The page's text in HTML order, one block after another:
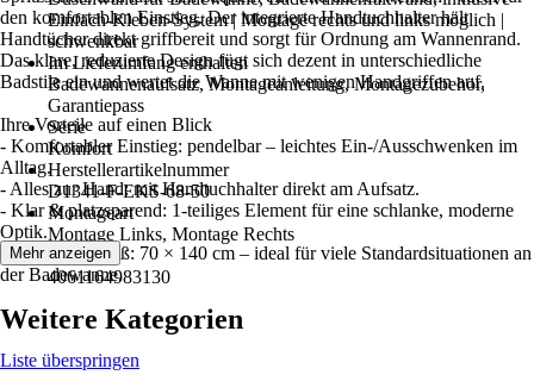
Einfach-Kleben-System | Montage rechts und links möglich |
schwenkbar
Im Lieferumfang enthalten
Badewannenaufsatz, Montageanleitung, Montagezubehör,
Garantiepass
Serie
Komfort
Herstellerartikelnummer
D1341-F-EKS-68-50
Montageart
Montage Links, Montage Rechts
EAN
4061164983130
den komfortablen Einstieg. Der integrierte Handtuchhalter hält
Handtücher direkt griffbereit und sorgt für Ordnung am Wannenrand.
Das klare, reduzierte Design fügt sich dezent in unterschiedliche
Badstile ein und wertet die Wanne mit wenigen Handgriffen auf.
Ihre Vorteile auf einen Blick
- Komfortabler Einstieg: pendelbar – leichtes Ein-/Ausschwenken im
Alltag.
- Alles zur Hand: mit Handtuchhalter direkt am Aufsatz.
- Klar & platzsparend: 1-teiliges Element für eine schlanke, moderne
Optik.
- Bewährtes Maß: 70 × 140 cm – ideal für viele Standardsituationen an
der Badewanne.
Mehr anzeigen
Weitere Kategorien
Liste überspringen